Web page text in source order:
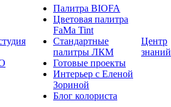
Палитра BIOFA
Цветовая палитра
FaMa Tint
Стандартные
палитры ЛКМ
Готовые проекты
Интерьер с Еленой
Зориной
Блог колориста
Центр
знаний